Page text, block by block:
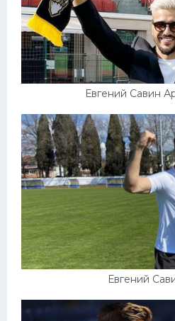
Евгений Савин
Евгений